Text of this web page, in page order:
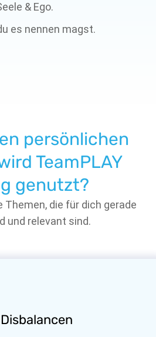
& Ego.
es nennen magst.
persönlichen
TeamPLAY
genutzt?
Themen, die für dich gerade
und relevant sind.